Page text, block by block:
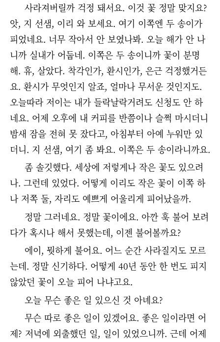
사라져버릴까 걱정 돼서요. 이것 꽃 정말 맞지요?
앗, 지 선샘, 이리 와 보세요. 여기 이쪽엔 두 송이가
피었네요. 너무 작아서 안 보였나봐. 오늘 해가 안 나
니까 실내가 어둡네. 이쪽은 두 송이니까 꽃이 분명
해. 휴, 살았다. 착각인가, 환시인가, 은근 걱정했거든
요. 환시가 무엇인지 알죠, 얼마나 무서운 것인지도.
오늘따라 저이는 내가 들락날락거려도 신청도 안 하
네요. 어제 오후에 내 커피를 반쯤이나 슬쩍 마시더니
밤새 잠을 전혀 못 잤다고, 아침부터 아예 누워만 있
더니. 지 선샘, 여기 좀 봐요. 이쪽은 두 송이라니까요.
좀 솔깃했다. 세상에 저렇게나 작은 꽃도 있으려
나. 그런데 있었다. 어떻게 이리도 작은 꽃이 이쪽 하
나 저쪽 둘, 자리도 예쁘게 어울리게 피어났을까.
정말 그러네요. 정말 꽃이에요. 아깐 훅 불어 보려
다가 혹시나 해서 못했는데, 이젠 불어볼까요?
에이, 뭣하게 불어요. 어느 순간 사라질지도 모르
는데. 정말 신기하다. 어떻게 40년 동안 한 번도 피지
않았던 꽃이 오늘 피어 나냐고요.
오늘 무슨 좋은 일 있으신 것 아녜요?
무슨 따로 좋은 일이 있겠어요. 좋은 일이라면 어
제? 저녁에 외출했던 일, 일이 있었으니까. 근데 어제